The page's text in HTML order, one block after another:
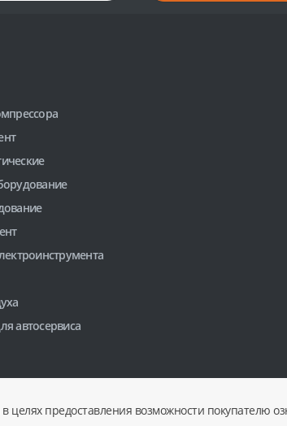
автосервиса
предоставления возможности покупателю